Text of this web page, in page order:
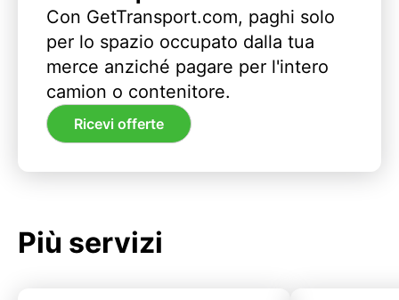
Con GetTransport.com, paghi solo
per lo spazio occupato dalla tua
merce anziché pagare per l'intero
camion o contenitore.
Ricevi offerte
Più servizi